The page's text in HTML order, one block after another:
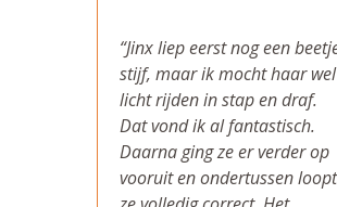
“Jinx liep eerst nog een
stijf, maar ik mocht haar wel
licht rijden in stap en draf.
Dat vond ik al fantastisch.
Daarna ging ze er verder op
vooruit en ondertussen loopt